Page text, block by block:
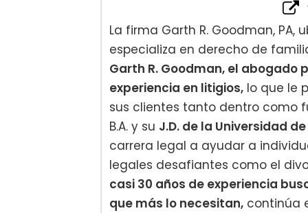
La firma Garth R. Goodman, PA,
especializa en derecho de
Garth R. Goodman, el abogado
experiencia en litigios, lo que le
sus clientes tanto dentro como
B.A. y su J.D. de la Universidad
carrera legal a ayudar a
legales desafiantes como el
casi 30 años de experiencia
que más lo necesitan, continúa